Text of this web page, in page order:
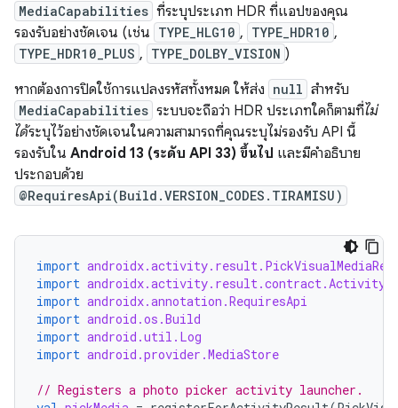
MediaCapabilities ที่ระบุประเภท HDR ที่แอปของคุณ
รองรับอย่างชัดเจน (เช่น TYPE_HLG10 , TYPE_HDR10 ,
TYPE_HDR10_PLUS , TYPE_DOLBY_VISION )
หากต้องการปิดใช้การแปลงรหัสทั้งหมด ให้ส่ง null สำหรับ
MediaCapabilities ระบบจะถือว่า HDR ประเภทใดก็ตามที่ไม่
ได้ระบุไว้อย่างชัดเจนในความสามารถที่คุณระบุไม่รองรับ API นี้
รองรับใน Android 13 (ระดับ API 33) ขึ้นไป และมีคำอธิบาย
ประกอบด้วย
@RequiresApi(Build.VERSION_CODES.TIRAMISU)
import
import
import androidx.annotation.RequiresApi
import android.os.Build
import android.util.Log
import android.provider.MediaStore
// Registers a photo picker activity launcher.